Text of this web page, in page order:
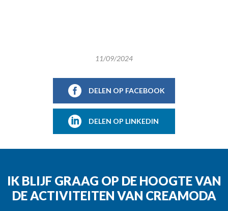
11/09/2024
DELEN OP FACEBOOK
DELEN OP LINKEDIN
IK BLIJF GRAAG OP DE HOOGTE VAN
DE ACTIVITEITEN VAN CREAMODA